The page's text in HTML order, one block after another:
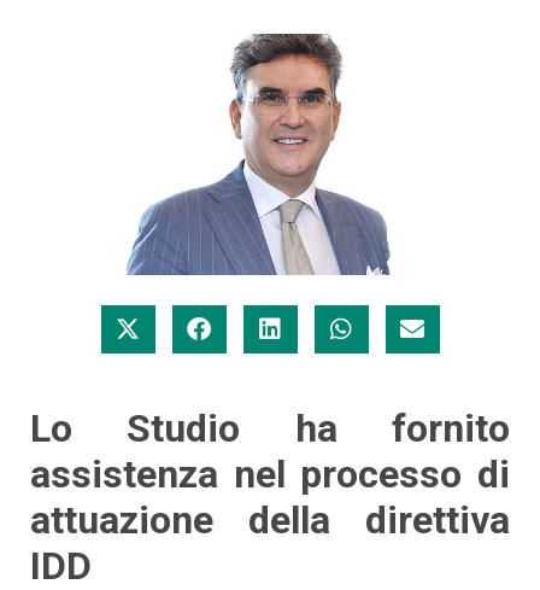
Lo Studio ha fornito
assistenza nel processo di
attuazione della direttiva
IDD